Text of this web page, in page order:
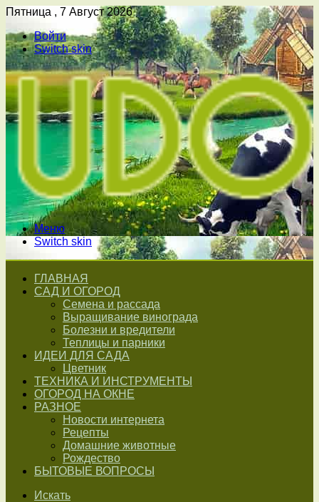
Пятница , 7 Август 2026
Войти
Switch skin
Меню
Switch skin
ГЛАВНАЯ
САД И ОГОРОД
Семена и рассада
Выращивание винограда
Болезни и вредители
Теплицы и парники
ИДЕИ ДЛЯ САДА
Цветник
ТЕХНИКА И ИНСТРУМЕНТЫ
ОГОРОД НА ОКНЕ
РАЗНОЕ
Новости интернета
Рецепты
Домашние животные
Рождество
БЫТОВЫЕ ВОПРОСЫ
Искать